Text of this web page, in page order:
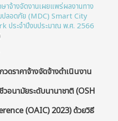
ษาจ้างจัดงานเผยแพร่ผลงานทาง
มปลอดภัย (MDC) Smart City
ระจำปีงบประมาณ พ.ศ. 2566
ดราคาจ้างจัดจ้างดำเนินงาน
อนามัยระดับนานาชาติ (OSH
(OAIC) 2023) ด้วยวิธี